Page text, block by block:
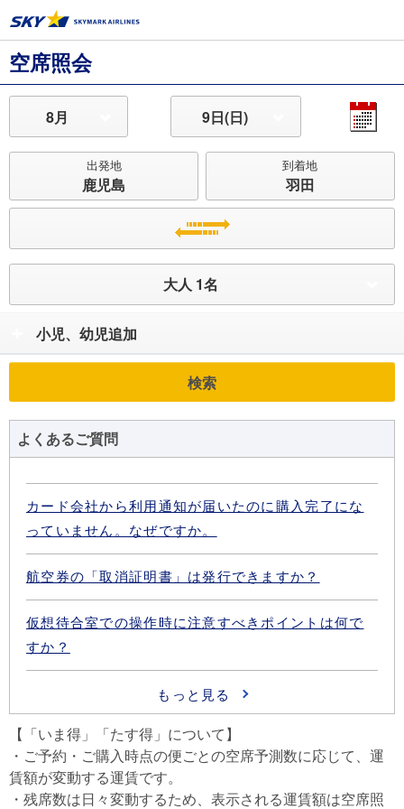
空席照会
8月 9日(日)
出発地
鹿児島
到着地
羽田
大人 1名
小児、幼児追加
検索
よくあるご質問
【「いま得」「たす得」について】
・ご予約・ご購入時点の便ごとの空席予測数に応じて、運
賃額が変動する運賃です。
・残席数は日々変動するため、表示される運賃額は空席照